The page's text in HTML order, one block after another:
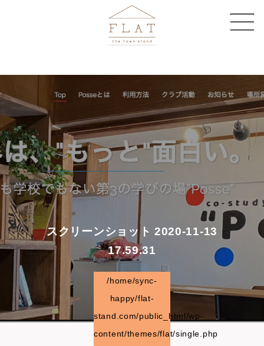
CAFE
SHARE SPACE
CONTACT
スクリーンショット 2020-11-13
17.59.31
/home/sync-
happy/flat-
stand.com/public_html/wp-
content/themes/flat/single.php